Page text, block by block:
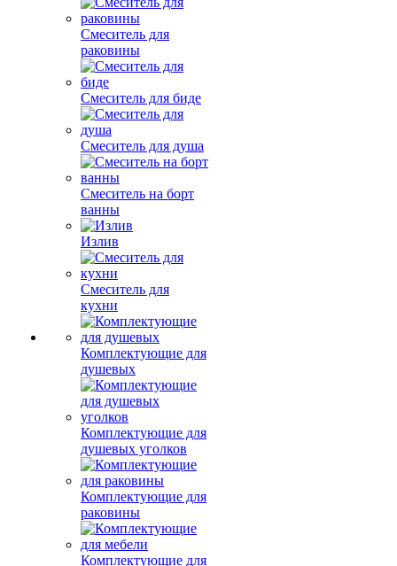
Смеситель для
раковины
Смеситель для биде
Смеситель для душа
Смеситель на борт
ванны
Излив
Смеситель для
кухни
Комплектующие для
душевых
Комплектующие для
душевых уголков
Комплектующие для
раковины
Комплектующие для